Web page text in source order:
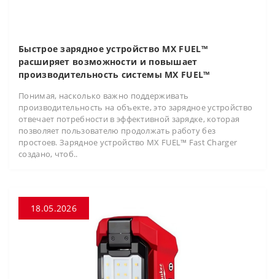
Быстрое зарядное устройство MX FUEL™
расширяет возможности и повышает
производительность системы MX FUEL™
Понимая, насколько важно поддерживать
производительность на объекте, это зарядное устройство
отвечает потребности в эффективной зарядке, которая
позволяет пользователю продолжать работу без
простоев. Зарядное устройство MX FUEL™ Fast Charger
создано, чтоб..
18.05.2026